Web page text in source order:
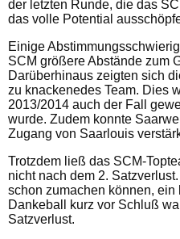
der letzten Runde, die das
das volle Potential
Einige
SCM größere Abstände zum
Darüberhinaus zeigten sich
zu knackenedes Team. Dies
2013/2014 auch der Fall
wurde. Zudem konnte
Zugang von Saarlouis
Trotzdem ließ das SCM-
nicht nach dem 2.
schon zumachen können,
Dankeball kurz vor Schluß
Satzverlust.